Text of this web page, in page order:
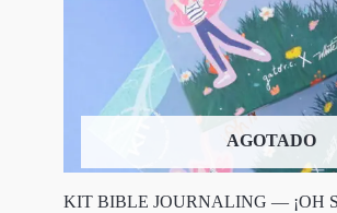
AGOTADO
KIT BIBLE JOURNALING — ¡OH